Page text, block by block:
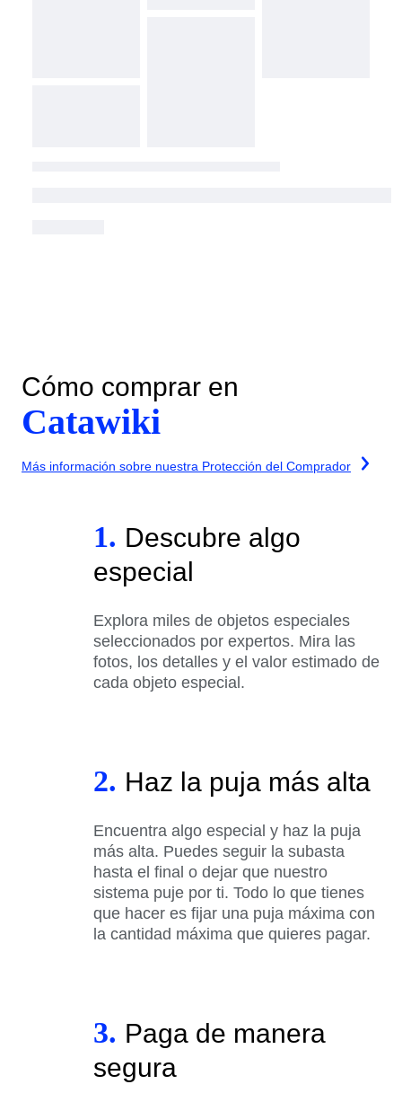
Cómo comprar en
Catawiki
Más información sobre nuestra Protección del Comprador
1. Descubre algo
especial
Explora miles de objetos especiales
seleccionados por expertos. Mira las
fotos, los detalles y el valor estimado de
cada objeto especial.
2. Haz la puja más alta
Encuentra algo especial y haz la puja
más alta. Puedes seguir la subasta
hasta el final o dejar que nuestro
sistema puje por ti. Todo lo que tienes
que hacer es fijar una puja máxima con
la cantidad máxima que quieres pagar.
3. Paga de manera
segura